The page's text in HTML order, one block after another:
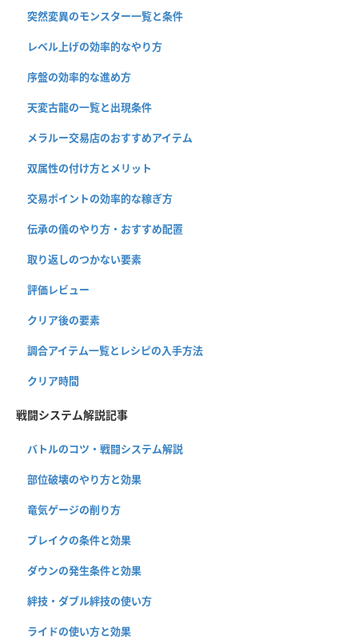
突然変異のモンスター一覧と条件
レベル上げの効率的なやり方
序盤の効率的な進め方
天変古龍の一覧と出現条件
メラルー交易店のおすすめアイテム
双属性の付け方とメリット
交易ポイントの効率的な稼ぎ方
伝承の儀のやり方・おすすめ配置
取り返しのつかない要素
評価レビュー
クリア後の要素
調合アイテム一覧とレシピの入手方法
クリア時間
戦闘システム解説記事
バトルのコツ・戦闘システム解説
部位破壊のやり方と効果
竜気ゲージの削り方
ブレイクの条件と効果
ダウンの発生条件と効果
絆技・ダブル絆技の使い方
ライドの使い方と効果